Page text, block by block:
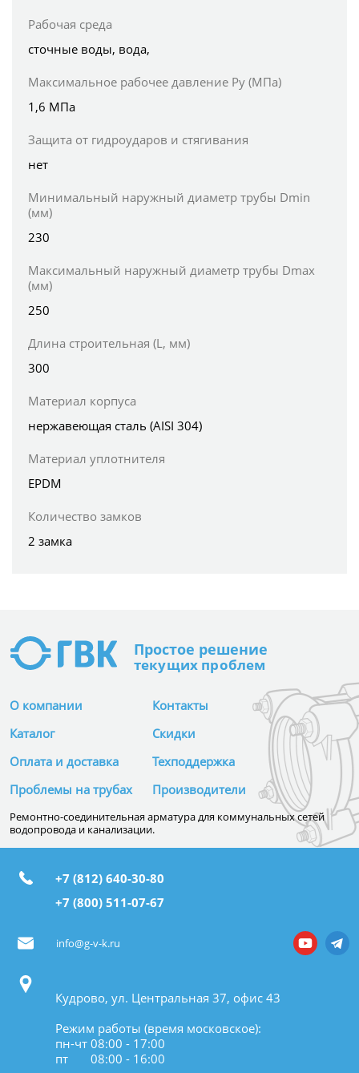
Рабочая среда
сточные воды, вода,
Максимальное рабочее давление Ру (МПа)
1,6 МПа
Защита от гидроударов и стягивания
нет
Минимальный наружный диаметр трубы Dmin
(мм)
230
Максимальный наружный диаметр трубы Dmax
(мм)
250
Длина строительная (L, мм)
300
Материал корпуса
нержавеющая сталь (AISI 304)
Материал уплотнителя
EPDM
Количество замков
2 замка
Простое решение
текущих проблем
О компании
Каталог
Оплата и доставка
Скидки
Техподдержка
Производители
Проблемы на трубах
Контакты
Ремонтно-соединительная арматура для коммунальных сетей
водопровода и канализации.
+7 (812) 640-30-80
+7 (800) 511-07-67
info@g-v-k.ru
Кудрово, ул. Центральная 37, офис 43
Режим работы (время московское):
пн-чт 08:00 - 17:00
пт 08:00 - 16:00